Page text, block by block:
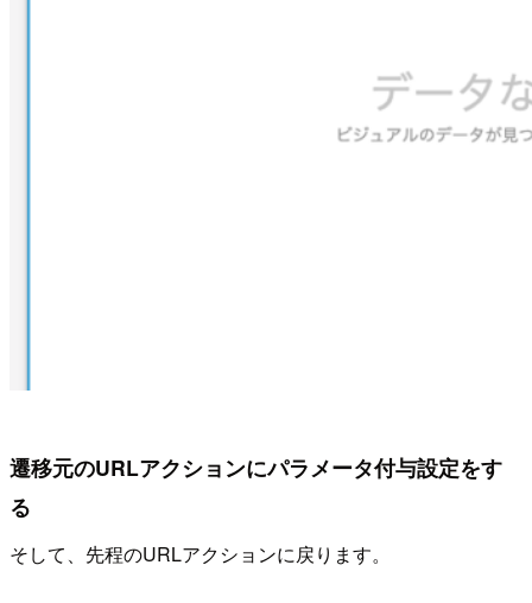
遷移元のURLアクションにパラメータ付与設定をす
る
そして、先程のURLアクションに戻ります。